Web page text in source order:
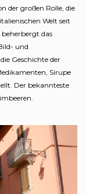
der großen Rolle, die
Welt seit
das
und
Geschichte der
Sirupe
Der bekannteste